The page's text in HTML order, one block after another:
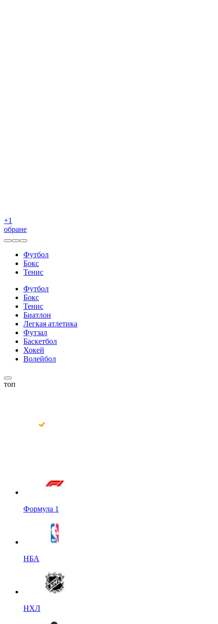
+1
обране
Футбол
Бокс
Тенис
Футбол
Бокс
Тенис
Биатлон
Легкая атлетика
Футзал
Баскетбол
Хокей
Волейбол
топ
Формула 1
НБА
НХЛ